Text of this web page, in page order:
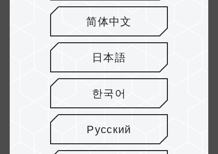
Velocidad y capacidad
La unidad flash USB C141, que combina una
textura brillante y una capacidad amplia, ofrece
una gran cantidad de espacio de
almacenamiento en una unidad USB con un
diseño exterior optimizado. Disponible en
tamaños de hasta 64 GB, la unidad flash puede
almacenar fotos, canciones, videos y todos sus
datos favoritos. Con la función plug-and-play,
puede descargar y cargar esos datos con
facilidad sin necesidad de configuración
简体中文
日本語
한국어
Русский